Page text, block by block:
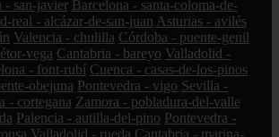
- san-javier Barcelona - santa-coloma-de-
real - alcázar-de-san-juan Asturias - avilés
Valencia - chulilla Córdoba - puente-genil
vega Cantabria - bareyo Valladolid -
- font-rubí Cuenca - casas-de-los-pinos
obejuna Pontevedra - vigo Sevilla -
- cortegana Zamora - pobladura-del-valle
Palencia - autilla-del-pino Pontevedra -